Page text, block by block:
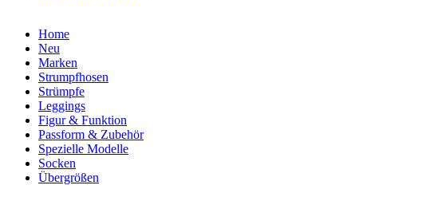
Home
Neu
Marken
Strumpfhosen
Strümpfe
Leggings
Figur & Funktion
Passform & Zubehör
Spezielle Modelle
Socken
Übergrößen